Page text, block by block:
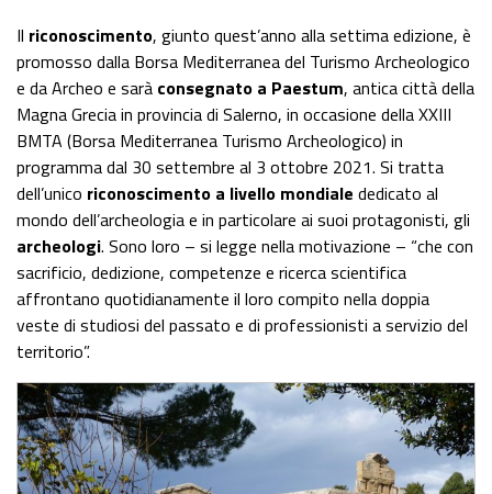
Il riconoscimento, giunto quest’anno alla settima edizione, è
promosso dalla Borsa Mediterranea del Turismo Archeologico
e da Archeo e sarà consegnato a Paestum, antica città della
Magna Grecia in provincia di Salerno, in occasione della XXIII
BMTA (Borsa Mediterranea Turismo Archeologico) in
programma dal 30 settembre al 3 ottobre 2021. Si tratta
dell’unico riconoscimento a livello mondiale dedicato al
mondo dell’archeologia e in particolare ai suoi protagonisti, gli
archeologi. Sono loro – si legge nella motivazione – “che con
sacrificio, dedizione, competenze e ricerca scientifica
affrontano quotidianamente il loro compito nella doppia
veste di studiosi del passato e di professionisti a servizio del
territorio”.